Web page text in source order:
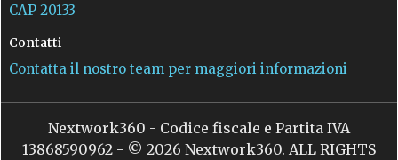
CAP 20133
Contatti
Contatta il nostro team per maggiori informazioni
Nextwork360 - Codice fiscale e Partita IVA
13868590962 - © 2026 Nextwork360. ALL RIGHTS